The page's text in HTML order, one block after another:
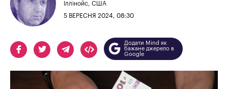
Іллінойс, США
5 ВЕРЕСНЯ 2024, 08:30
Додати Mind як
бажане джерело в
Google